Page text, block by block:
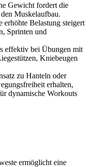
Gewicht fordert die
Muskelaufbau.
erhöhte Belastung steigert
Sprinten und
effektiv bei Übungen mit
Kniebeugen
zu Hanteln oder
erhalten,
dynamische Workouts
ermöglicht eine